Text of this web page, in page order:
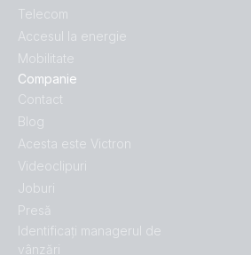
Telecom
Accesul la energie
Mobilitate
Companie
Contact
Blog
Acesta este Victron
Videoclipuri
Joburi
Presă
Identificați managerul de
vânzări